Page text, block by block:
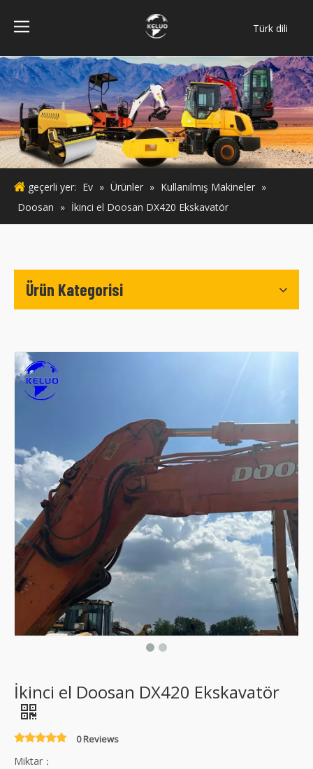
Türk dili
Bahasa
indonesia
ไทย
Italiano
Deutsch
Português
Español
geçerli yer: Ev » Ürünler » Kullanılmış Makineler »
Doosan » İkinci el Doosan DX420 Ekskavatör
Ürün Kategorisi
İkinci el Doosan DX420 Ekskavatör
0 Reviews
Miktar：